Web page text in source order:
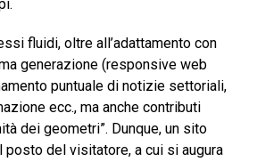
fluidi, oltre all’adattamento con
generazione (responsive web
puntuale di notizie settoriali,
ecc., ma anche contributi
dei geometri”. Dunque, un sito
del visitatore, a cui si augura